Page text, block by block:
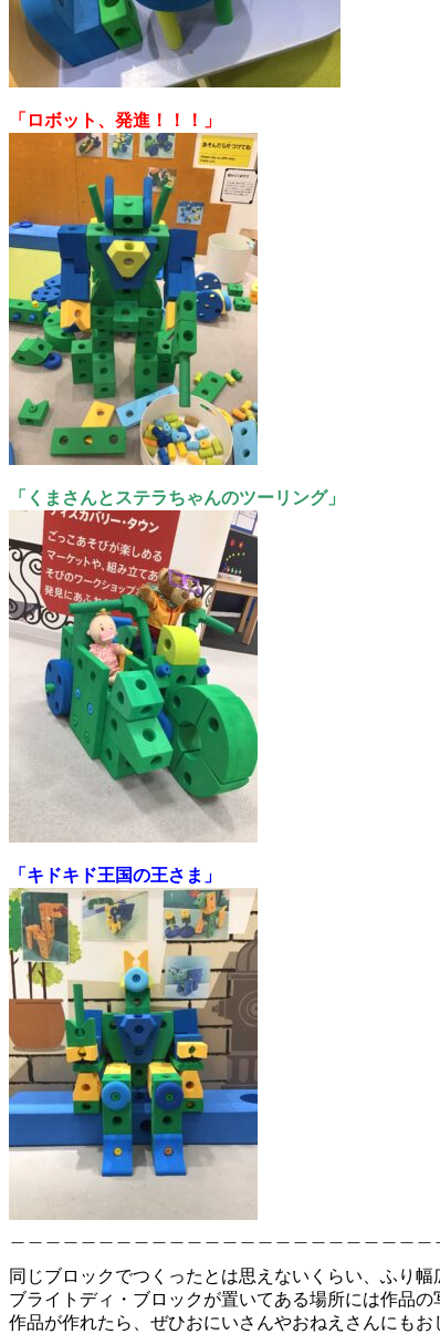
「ロボット、発進！！！」
「くまさんとステラちゃんのツーリング」
「キドキド王国の王さま」
同じブロックでつくったとは思えないくらい、ふり
ブライトディ・ブロックが置いてある場所には作品
作品が作れたら、ぜひおにいさんやおねえさんにも